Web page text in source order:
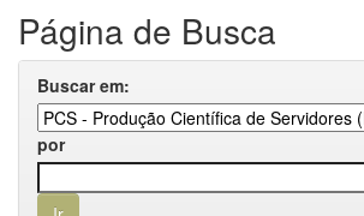
Página de Busca
Buscar em:
por